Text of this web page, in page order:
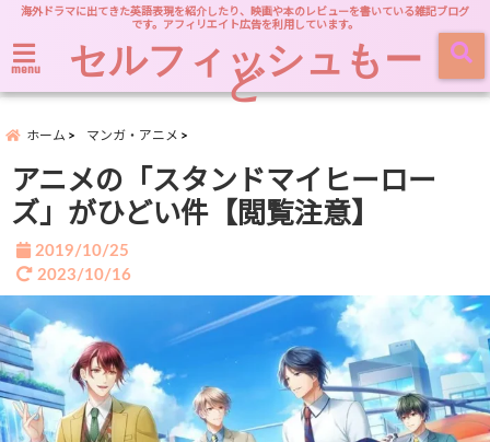
海外ドラマに出てきた英語表現を紹介したり、映画や本のレビューを書いている雑記ブログ
です。アフィリエイト広告を利用しています。
menu セルフィッシュもー
ど
ホーム マンガ・アニメ
アニメの「スタンドマイヒーロー
ズ」がひどい件【閲覧注意】
2019/10/25
2023/10/16